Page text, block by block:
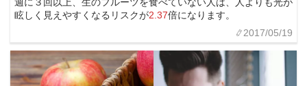
週に３回以上、生のフルーツを食べていない人は、人よりも光が
眩しく見えやすくなるリスクが2.37倍になります。
2017/05/19